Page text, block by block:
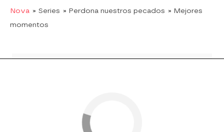
Nova » Series » Perdona nuestros pecados » Mejores
momentos